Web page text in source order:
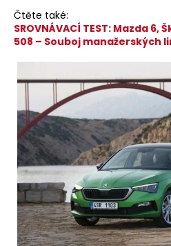
Čtěte také:
SROVNÁVACÍ TEST: Mazda
508 – Souboj manažerských